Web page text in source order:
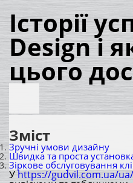
Пошук
Історії
Design і
цього
Зміст
Зручні умови дизайну
Швидка та проста
Зіркове обслуговування
Уhttps://gudvil.com.ua/ua/